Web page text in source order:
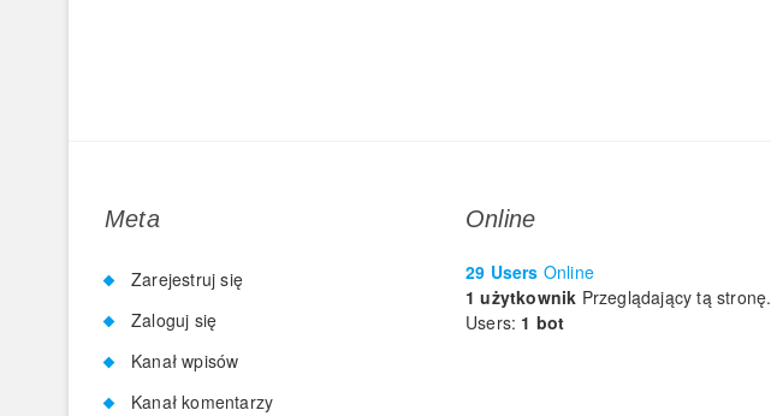
Meta
Zarejestruj się
Zaloguj się
Kanał wpisów
Kanał komentarzy
Online
29 Users Online
1 użytkownik Przeglądający tą stronę.
Users: 1 bot